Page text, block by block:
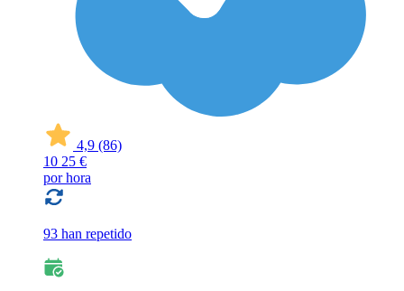
4,9 (86)
10 25 €
por hora
93 han repetido